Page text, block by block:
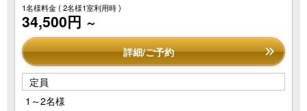
1名様料金( 2名様1室利用時 )
34,500円 ～
詳細/ご予約
定員
1～2名様